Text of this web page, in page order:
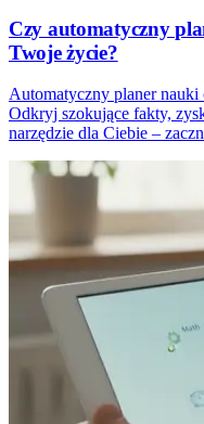
Czy automatyczny
Twoje życie?
Automatyczny planer nauki
Odkryj szokujące fakty,
narzędzie dla Ciebie –